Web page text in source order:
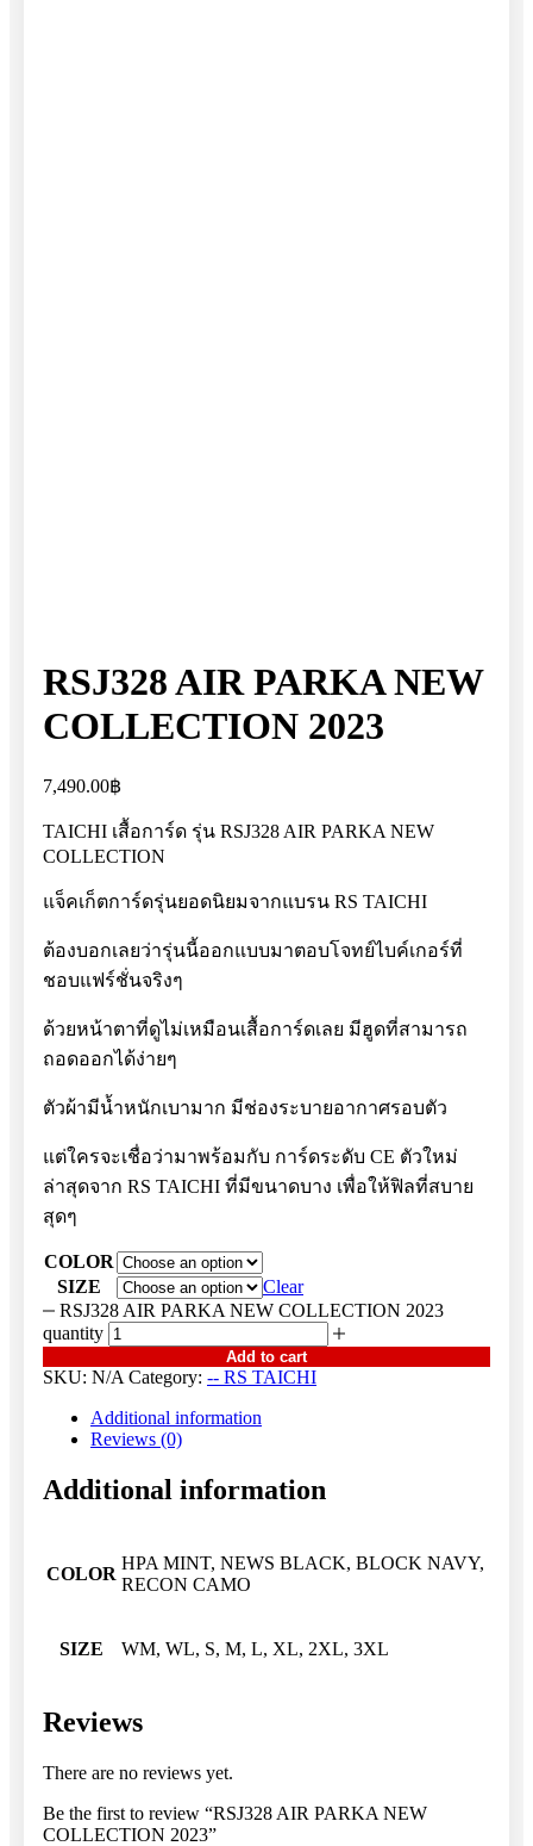
RSJ328 AIR PARKA NEW
COLLECTION 2023
7,490.00฿
TAICHI เสื้อการ์ด รุ่น RSJ328 AIR PARKA NEW
COLLECTION
แจ็คเก็ตการ์ดรุ่นยอดนิยมจากแบรน RS TAICHI
ต้องบอกเลยว่ารุ่นนี้ออกแบบมาตอบโจทย์ไบค์เกอร์ที่
ชอบแฟร์ชั่นจริงๆ
ด้วยหน้าตาที่ดูไม่เหมือนเสื้อการ์ดเลย มีฮูดที่สามารถ
ถอดออกได้ง่ายๆ
ตัวผ้ามีน้ำหนักเบามาก มีช่องระบายอากาศรอบตัว
แต่ใครจะเชื่อว่ามาพร้อมกับ การ์ดระดับ CE ตัวใหม่
ล่าสุดจาก RS TAICHI ที่มีขนาดบาง เพื่อให้ฟิลที่สบาย
สุดๆ
COLOR
SIZE
Clear
RSJ328 AIR PARKA NEW COLLECTION 2023
quantity
Add to cart
SKU: N/A Category: -- RS TAICHI
Additional information
Reviews (0)
Additional information
COLOR
HPA MINT, NEWS BLACK, BLOCK NAVY,
RECON CAMO
SIZE WM, WL, S, M, L, XL, 2XL, 3XL
Reviews
There are no reviews yet.
Be the first to review “RSJ328 AIR PARKA NEW
COLLECTION 2023”